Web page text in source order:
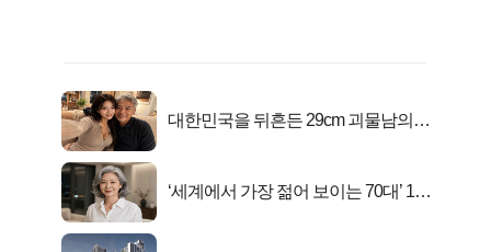
대한민국을 뒤흔든 29cm 괴물남의
‘세계에서 가장 젊어 보이는 70대’ 1위